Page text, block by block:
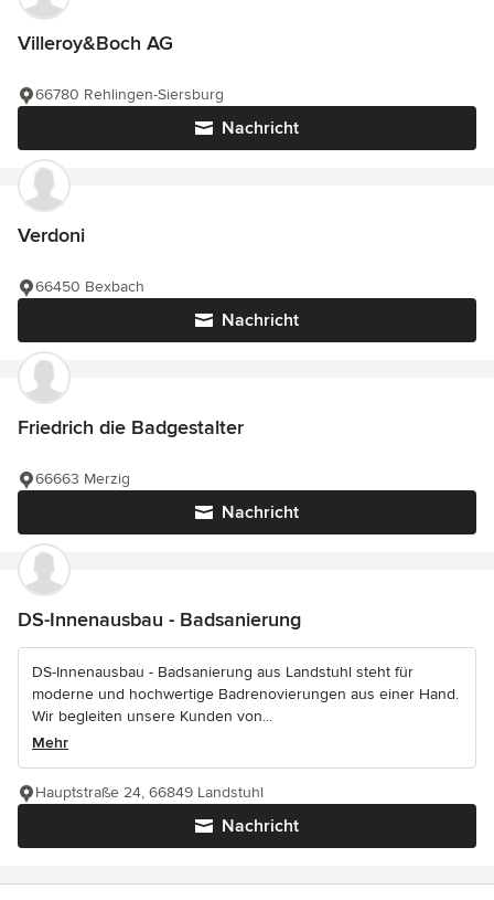
Villeroy&Boch AG
Nachricht
66780 Rehlingen-Siersburg
Verdoni
Nachricht
66450 Bexbach
Friedrich die Badgestalter
Nachricht
66663 Merzig
DS-Innenausbau - Badsanierung
DS-Innenausbau - Badsanierung aus Landstuhl steht für
moderne und hochwertige Badrenovierungen aus einer Hand.
Wir begleiten unsere Kunden von...
Mehr
Nachricht
Hauptstraße 24, 66849 Landstuhl